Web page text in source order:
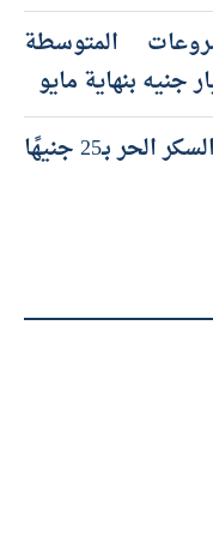
المتوسطة
تنسيق حكومي لخفض الأسعار.. السكر الحر بـ25 جنيهًا